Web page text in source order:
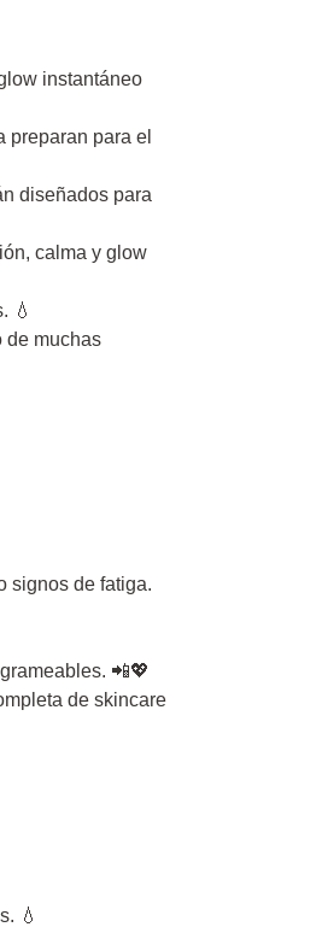
instantáneo
preparan para el
diseñados para
calma y glow
💧
de muchas
signos de fatiga.
📲💖
de skincare
💧